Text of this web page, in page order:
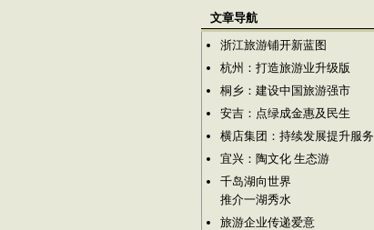
文章导航
浙江旅游铺开新蓝图
杭州：打造旅游业升级版
桐乡：建设中国旅游强市
安吉：点绿成金惠及民生
横店集团：持续发展提升服务
宜兴：陶文化 生态游
千岛湖向世界
推介一湖秀水
旅游企业传递爱意